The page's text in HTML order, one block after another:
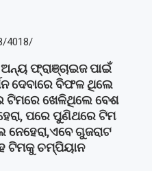
4018/
ଫ୍ରାଞ୍ଚାଇଜ ପାଇଁ
ଦେବାରେ ବିଫଳ ଥିଲେ
ଟିମରେ ଖେଳିଥିଲେ ବେଶ
ପରେ ପୁଣିଥରେ ଟିମ
ଗୁଜରାଟ
ଟିମକୁ ଚମ୍ପିୟାନ